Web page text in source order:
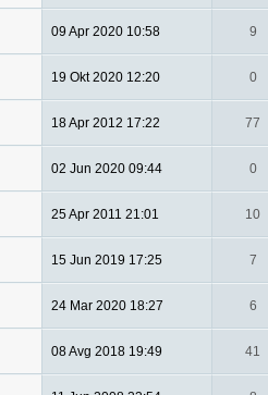
09 Apr 2020 10:58 9
19 Okt 2020 12:20 0
18 Apr 2012 17:22 77
02 Jun 2020 09:44 0
25 Apr 2011 21:01 10
15 Jun 2019 17:25 7
24 Mar 2020 18:27 6
08 Avg 2018 19:49 41